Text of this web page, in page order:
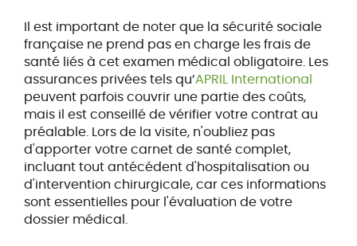
Il est important de noter que la sécurité sociale
française ne prend pas en charge les frais de
santé liés à cet examen médical obligatoire. Les
assurances privées tels qu’APRIL International
peuvent parfois couvrir une partie des coûts,
mais il est conseillé de vérifier votre contrat au
préalable. Lors de la visite, n'oubliez pas
d'apporter votre carnet de santé complet,
incluant tout antécédent d'hospitalisation ou
d'intervention chirurgicale, car ces informations
sont essentielles pour l'évaluation de votre
dossier médical.